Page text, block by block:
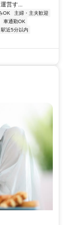
営す...
OK
主婦・主夫歓迎
車通勤OK
駅近5分以内